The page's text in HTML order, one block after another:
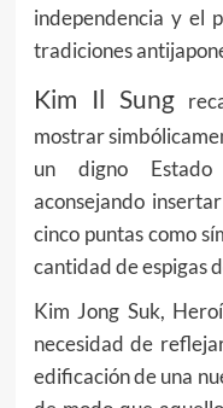
independencia y el
tradiciones
Kim Il Sung
mostrar
un digno Estado
aconsejando
cinco puntas como
cantidad de espigas
Kim Jong Suk,
necesidad de
edificación de una